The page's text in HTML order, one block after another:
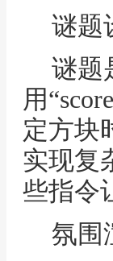
谜题
谜题
用
定方块
实现复
些指令
氛围